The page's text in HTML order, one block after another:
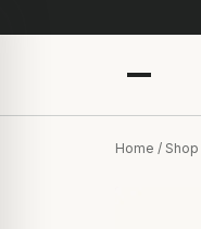
Home / Shop